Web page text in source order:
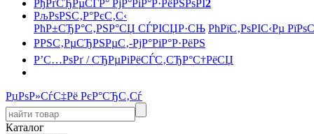
РђРґСЂРµСЃР° РјР°РіР°Р·РёРЅРѕРІ2
РљРѕРЅС‚Р°РєС‚С‹
РћР±СЂР°С‚РЅР°СЏ СЃРІСЏР·СЊ РћРїС‚РѕРІС‹Рµ
РРЅС‚РµСЂРЅРµС‚-РјР°РіР°Р·РёРЅ
Р’С…РѕРґ / СЂРµРіРёСЃС‚СЂР°С†РёСЏ
РџРѕР»СѓС‡Рё РєР°СЂС‚Сѓ
Каталог